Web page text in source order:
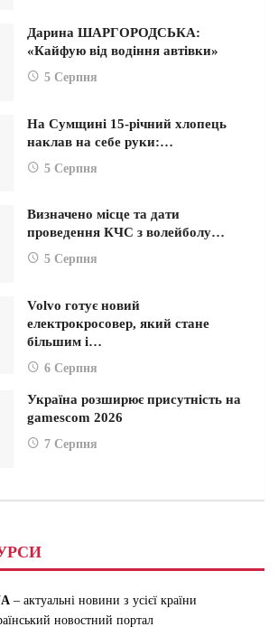
Дарина ШАРГОРОДСЬКА:
«Кайфую від водіння автівки»
5 Серпня
На Сумщині 15-річний хлопець
наклав на себе руки:…
5 Серпня
Визначено місце та дати
проведення КЧС з волейболу…
5 Серпня
Volvo готує новий
електрокросовер, який стане
більшим і…
6 Серпня
Україна розширює присутність на
gamescom 2026
7 Серпня
– актуальні новини з усієї країни
новостний портал